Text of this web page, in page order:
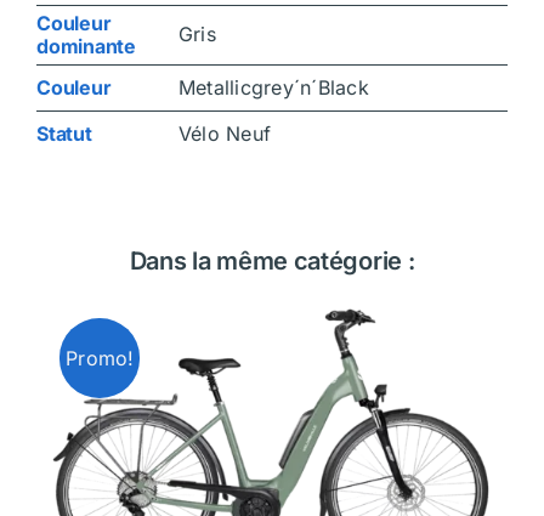
Couleur
dominante
Gris
Couleur
Metallicgrey´n´Black
Statut
Vélo Neuf
Dans la même catégorie :
Promo!